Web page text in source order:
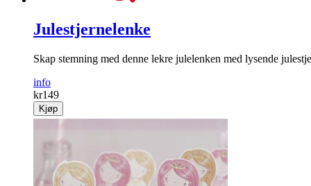
Julestjernelenke
Skap stemning med denne lekre julelenken med lysende
info
kr149
Kjøp